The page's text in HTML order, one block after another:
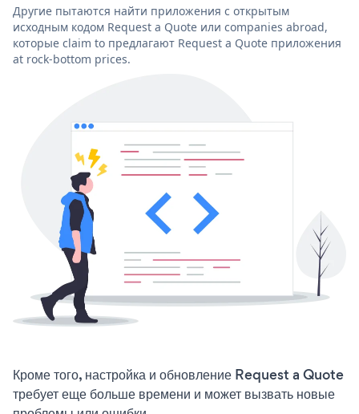
Другие пытаются найти приложения с открытым
исходным кодом Request a Quote или companies abroad,
которые claim to предлагают Request a Quote приложения
at rock-bottom prices.
Кроме того, настройка и обновление Request a Quote
требует еще больше времени и может вызвать новые